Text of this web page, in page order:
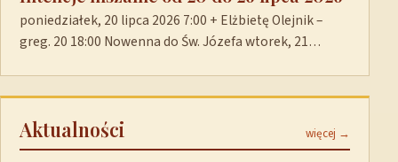
poniedziałek, 20 lipca 2026 7:00 + Elżbietę Olejnik –
greg. 20 18:00 Nowenna do Św. Józefa wtorek, 21…
Aktualności więcej →